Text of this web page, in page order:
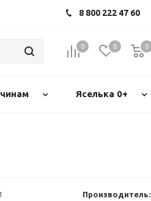
8 800 222 47 60
0 0 0
Яселька 0+
Производитель: